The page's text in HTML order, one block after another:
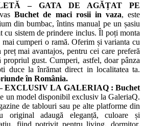
– GATA DE AGĂȚAT PE
Buchet de maci rosii in vaza, este
din bumbac, întins manual pe un șasiu
cu sistem de prindere inclus. Îl poți monta
mai cumperi o ramă. Oferim și varianta cu
mai avantajos, pentru cei care preferă
propriul gust. Cumperi, astfel, doar pânza
duce la înrămat direct in localitatea ta.
în România.
EXCLUSIV LA GALERIAQ : Buchet
un model disponibil exclusiv la GaleriaQ.
de tablouri sau pe alte platforme din
original adaugă eleganță, culoare și
fiind potrivit pentru living, dormitor,